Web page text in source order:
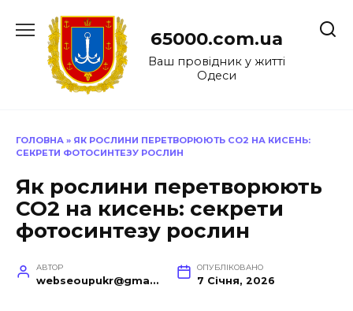
до
65000.com.ua
Ваш провідник у житті
Одеси
ГОЛОВНА » ЯК РОСЛИНИ ПЕРЕТВОРЮЮТЬ CO2 НА КИСЕНЬ:
СЕКРЕТИ ФОТОСИНТЕЗУ РОСЛИН
Як рослини перетворюють
CO2 на кисень: секрети
фотосинтезу рослин
АВТОР
webseoupukr@gmail.com
ОПУБЛІКОВАНО
7 Січня, 2026